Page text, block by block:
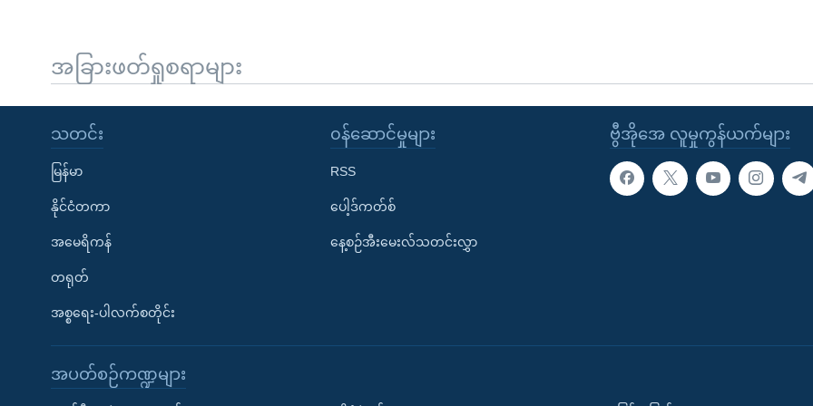
အခြားဖတ်ရှုစရာများ
ဗွီအိုအေ လူမှုကွန်ယက်များ
သတင်း
မြန်မာ
နိုင်ငံတကာ
အမေရိကန်
တရုတ်
အစ္စရေး-ပါလက်စတိုင်း
၀န်ဆောင်မှုများ
RSS
ပေါ့ဒ်ကတ်စ်
နေ့စဉ်အီးမေးလ်သတင်းလွှာ
အပတ်စဉ်ကဏ္ဍများ